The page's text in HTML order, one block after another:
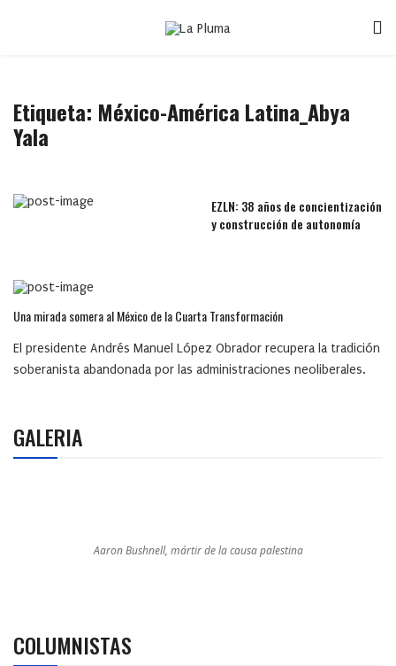
Etiqueta: México-América Latina_Abya
Yala
EZLN: 38 años de concientización
y construcción de autonomía
Una mirada somera al México de la Cuarta Transformación
El presidente Andrés Manuel López Obrador recupera la tradición
soberanista abandonada por las administraciones neoliberales.
GALERIA
Aaron Bushnell, mártir de la causa palestina
COLUMNISTAS